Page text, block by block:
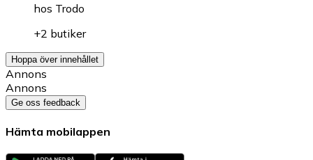
hos Trodo
+2 butiker
Hoppa över innehållet
Annons
Annons
Ge oss feedback
Hämta mobilappen